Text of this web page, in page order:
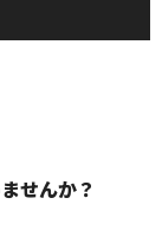
せんか？